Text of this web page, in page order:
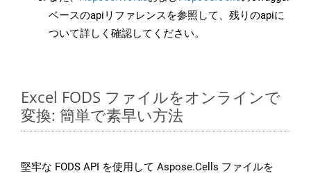
ベースのapiリファレンスを参照して、残りのapiに
ついて詳しく確認してください。
Excel FODS ファイルをオンラインで
変換: 簡単で素早い方法
堅牢な FODS API を使用して Aspose.Cells ファイルを